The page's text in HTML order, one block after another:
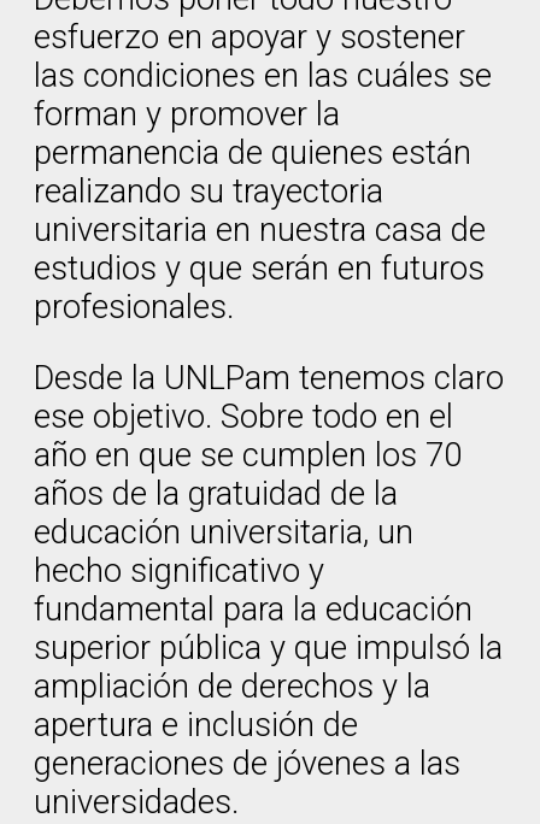
esfuerzo en apoyar y sostener
las condiciones en las cuáles se
forman y promover la
permanencia de quienes están
realizando su trayectoria
universitaria en nuestra casa de
estudios y que serán en futuros
profesionales.
Desde la UNLPam tenemos claro
ese objetivo. Sobre todo en el
año en que se cumplen los 70
años de la gratuidad de la
educación universitaria, un
hecho significativo y
fundamental para la educación
superior pública y que impulsó la
ampliación de derechos y la
apertura e inclusión de
generaciones de jóvenes a las
universidades.